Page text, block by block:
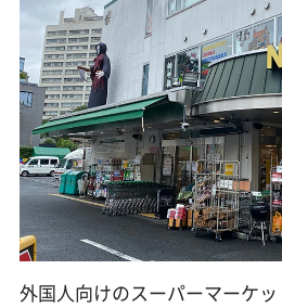
外国人向けのスーパーマーケ